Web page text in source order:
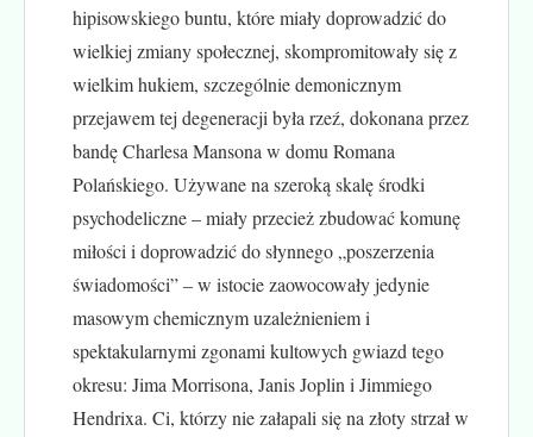
hipisowskiego buntu, które miały doprowadzić do
wielkiej zmiany społecznej, skompromitowały się z
wielkim hukiem, szczególnie demonicznym
przejawem tej degeneracji była rzeź, dokonana przez
bandę Charlesa Mansona w domu Romana
Polańskiego. Używane na szeroką skalę środki
psychodeliczne – miały przecież zbudować komunę
miłości i doprowadzić do słynnego „poszerzenia
świadomości” – w istocie zaowocowały jedynie
masowym chemicznym uzależnieniem i
spektakularnymi zgonami kultowych gwiazd tego
okresu: Jima Morrisona, Janis Joplin i Jimmiego
Hendrixa. Ci, którzy nie załapali się na złoty strzał w